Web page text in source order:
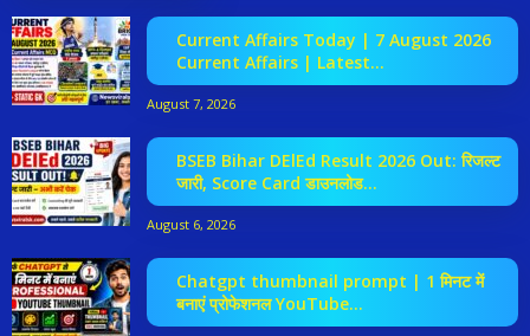
Current Affairs Today | 7 August 2026
Current Affairs | Latest...
August 7, 2026
BSEB Bihar DElEd Result 2026 Out: रिजल्ट
जारी, Score Card डाउनलोड...
August 6, 2026
Chatgpt thumbnail prompt | 1 मिनट में
बनाएं प्रोफेशनल YouTube...